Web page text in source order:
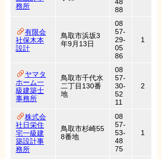
務所
88
有限会
社保木本
設計
鳥取市浜坂3
年9月13日
08
57-
29-
05
86
1
ヤマタ
ホーム一
級建築士
事務所
鳥取市千代水
二丁目130番
地
08
57-
30-
52
11
2
株式会
社日栄住
宅一級建
築設計事
務所
鳥取市杉崎55
8番地
08
57-
53-
48
75
1